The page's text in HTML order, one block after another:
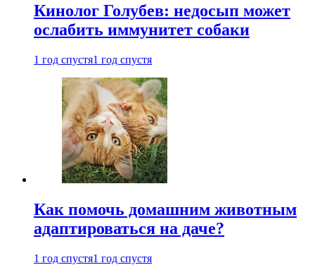
Кинолог Голубев: недосып может
ослабить иммунитет собаки
1 год спустя1 год спустя
Как помочь домашним животным
адаптироваться на даче?
1 год спустя1 год спустя